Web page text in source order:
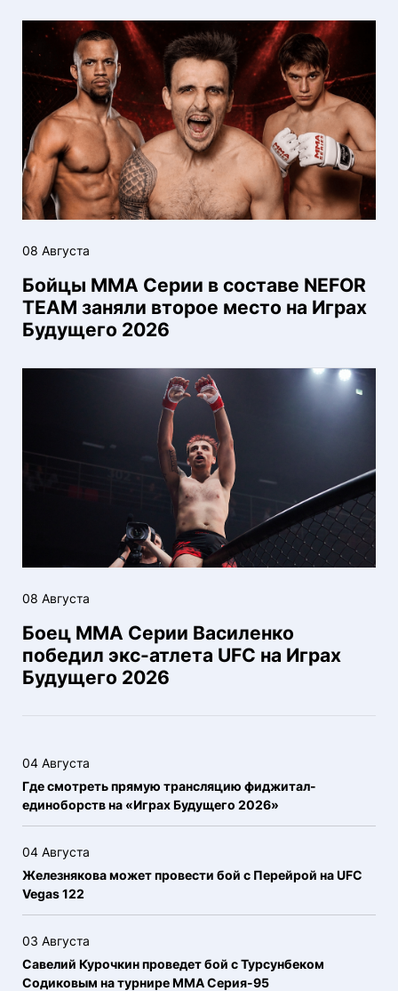
08 Августа
Бойцы ММА Серии в составе NEFOR
TEAM заняли второе место на Играх
Будущего 2026
08 Августа
Боец ММА Серии Василенко
победил экс-атлета UFC на Играх
Будущего 2026
04 Августа
Где смотреть прямую трансляцию фиджитал-
единоборств на «Играх Будущего 2026»
04 Августа
Железнякова может провести бой с Перейрой на UFC
Vegas 122
03 Августа
Савелий Курочкин проведет бой с Турсунбеком
Содиковым на турнире ММА Серия-95